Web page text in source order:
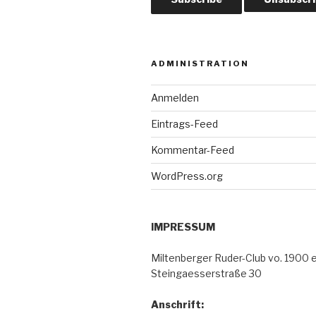
ADMINISTRATION
Anmelden
Eintrags-Feed
Kommentar-Feed
WordPress.org
IMPRESSUM
Miltenberger Ruder-Club vo. 1900
Steingaesserstraße 30
Anschrift: